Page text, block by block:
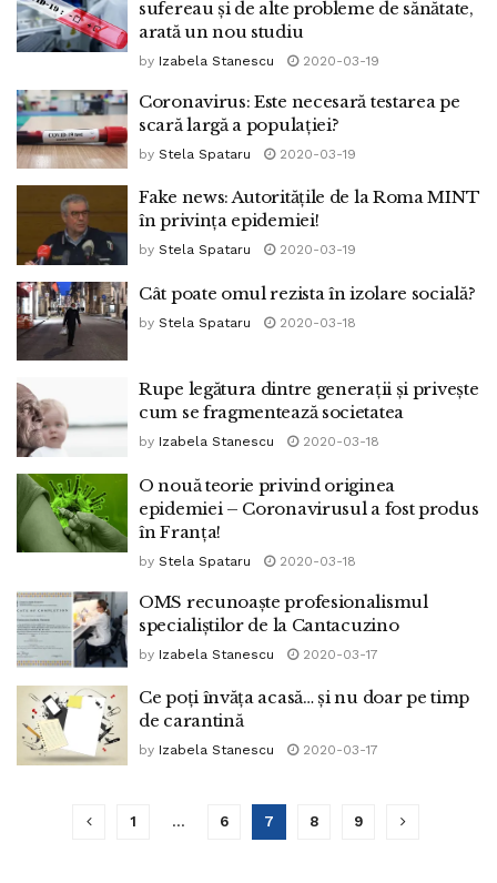
sufereau și de alte probleme de sănătate,
arată un nou studiu
by Izabela Stanescu 2020-03-19
Coronavirus: Este necesară testarea pe
scară largă a populației?
by Stela Spataru 2020-03-19
Fake news: Autoritățile de la Roma MINT
în privința epidemiei!
by Stela Spataru 2020-03-19
Cât poate omul rezista în izolare socială?
by Stela Spataru 2020-03-18
Rupe legătura dintre generații și privește
cum se fragmentează societatea
by Izabela Stanescu 2020-03-18
O nouă teorie privind originea
epidemiei – Coronavirusul a fost produs
în Franța!
by Stela Spataru 2020-03-18
OMS recunoaște profesionalismul
specialiștilor de la Cantacuzino
by Izabela Stanescu 2020-03-17
Ce poți învăța acasă… și nu doar pe timp
de carantină
by Izabela Stanescu 2020-03-17
1 … 6 7 8 9